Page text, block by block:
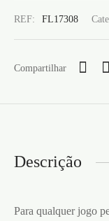
REF: FL17308
Compartilhar
Descrição
Para qualquer jogo